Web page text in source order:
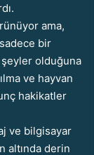
ama,
bir
şeyler olduğuna
ve hayvan
hakikatler
ve bilgisayar
altında derin